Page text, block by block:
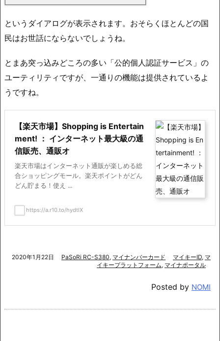
というダイアログが表示されます。おそらくほとんどの国
民はお世話にならないでしょうね。
とまあ突っ込みどころの多い「公的個人認証サービス」の
ユーティリティですが、一通りの機能は提供されているよ
うですね。
【楽天市場】Shopping is Entertain
ment! ： インターネット最大級の通
信販売、通販オ
楽天市場はインターネット通販が楽しめる総
合ショッピングモール。楽天ポイントがどん
どん貯まる！使え ...
https://a.r10.to/hydtlX
2020年1月22日 PaSoRi RC-S380, マイナンバーカード マイキーID, マ
イキープラットフォーム, マイナポータル
Posted by NOMI